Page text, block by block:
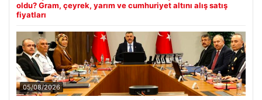
oldu? Gram, çeyrek, yarım ve cumhuriyet altını alış satış
fiyatları
05/08/2026